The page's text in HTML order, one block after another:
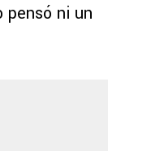
pensó ni un